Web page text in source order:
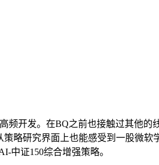
开发。在BQ之前也接触过其他
略研究界面上也能感受到一股微
中证150综合增强策略。